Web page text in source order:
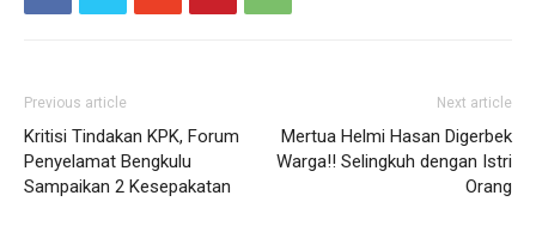
Previous article
Kritisi Tindakan KPK, Forum
Penyelamat Bengkulu
Sampaikan 2 Kesepakatan
Next article
Mertua Helmi Hasan Digerbek
Warga!! Selingkuh dengan Istri
Orang